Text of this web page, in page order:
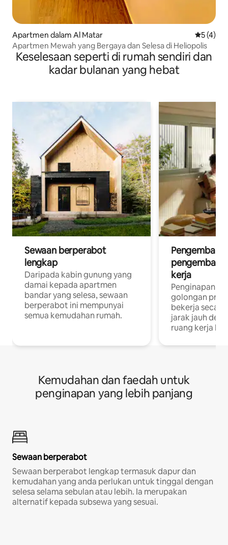
Apartmen dalam Al Matar
5 (4)
Apartmen Mewah yang Bergaya dan Selesa di Heliopolis
Keselesaan seperti di rumah sendiri dan
kadar bulanan yang hebat
Sewaan berperabot
lengkap
Daripada kabin gunung yang
damai kepada apartmen
bandar yang selesa, sewaan
berperabot ini mempunyai
semua kemudahan rumah.
Pengembara
pengembara
kerja
Penginapan
golongan
bekerja
jarak jauh
ruang kerja
Kemudahan dan faedah untuk
penginapan yang lebih panjang
Sewaan berperabot
Sewaan berperabot lengkap termasuk dapur dan
kemudahan yang anda perlukan untuk tinggal dengan
selesa selama sebulan atau lebih. Ia merupakan
alternatif kepada subsewa yang sesuai.